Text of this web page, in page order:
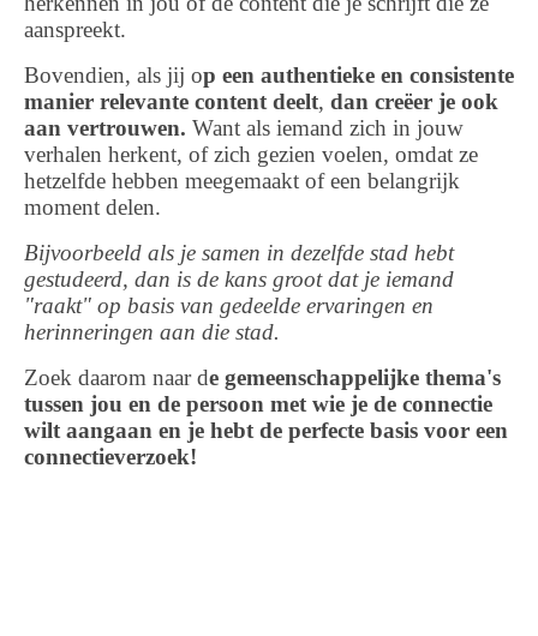
aanspreekt.
Bovendien, als jij op een authentieke en consistente
manier relevante content deelt, dan creëer je ook
aan vertrouwen. Want als iemand zich in jouw
verhalen herkent, of zich gezien voelen, omdat ze
hetzelfde hebben meegemaakt of een belangrijk
moment delen.
Bijvoorbeeld als je samen in dezelfde stad hebt
gestudeerd, dan is de kans groot dat je iemand
"raakt" op basis van gedeelde ervaringen en
herinneringen aan die stad.
Zoek daarom naar de gemeenschappelijke thema's
tussen jou en de persoon met wie je de connectie
wilt aangaan en je hebt de perfecte basis voor een
connectieverzoek!